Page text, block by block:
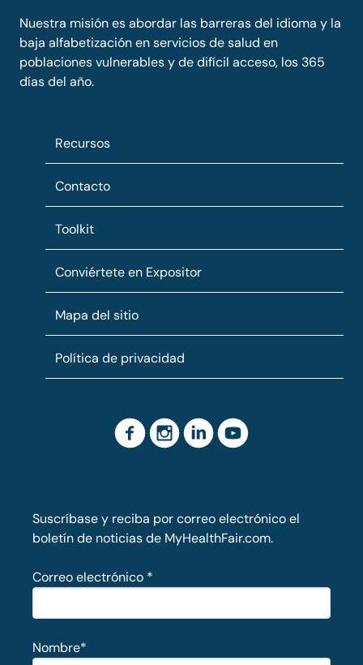
Nuestra misión es abordar las barreras del idioma y la
baja alfabetización en servicios de salud en
poblaciones vulnerables y de difícil acceso, los 365
días del año.
Recursos
Contacto
Toolkit
Conviértete en Expositor
Mapa del sitio
Política de privacidad
Suscríbase y reciba por correo electrónico el
boletín de noticias de MyHealthFair.com.
Correo electrónico *
Nombre*